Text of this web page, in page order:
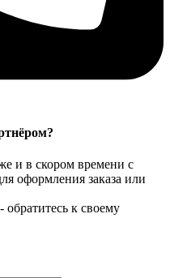
и в скором времени с
оформления заказа или
обратитесь к своему